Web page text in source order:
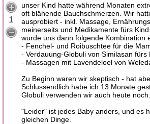
1
unser Kind hatte während Monaten
oft blähende Bauchschmerzen. Wir
ausprobiert - inkl. Massage,
meinerseits und Medikamente fürs
wurde uns dann folgende Kombination
- Fenchel- und Roibuschtee für die
- Verdauung-Globuli von Similasan fürs
- Massagen mit Lavendeloel von
Zu Beginn waren wir skeptisch - hat
Schlussendlich habe ich 13 Monate
Globuli verwenden wir auch heute noch.
"Leider" ist jedes Baby anders, und es
gleichen Dinge.